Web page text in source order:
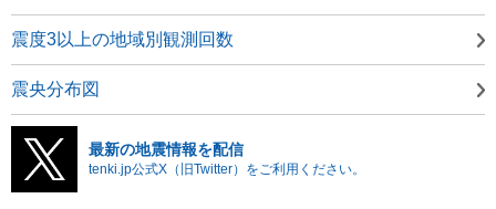
震度3以上の地域別観測回数
震央分布図
最新の地震情報を配信
tenki.jp公式X（旧Twitter）をご利用ください。